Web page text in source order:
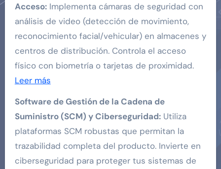
Acceso:Implementa cámaras de seguridad con
análisis de video (detección de movimiento,
reconocimiento facial/vehicular) en almacenes y
centros de distribución. Controla el acceso
físico con biometría o tarjetas de proximidad.
Leer más
Software de Gestión de la Cadena de
Suministro (SCM) y Ciberseguridad:Utiliza
plataformas SCM robustas que permitan la
trazabilidad completa del producto. Invierte en
ciberseguridad para proteger tus sistemas de